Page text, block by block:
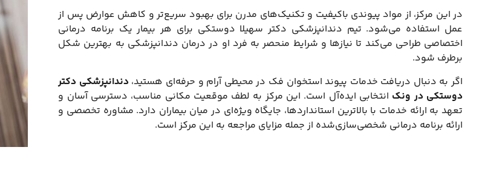
در این مرکز، از مواد پیوندی باکیفیت و تکنیک‌های مدرن برای بهبود سریع‌تر و کاهش عوارض پس از
عمل استفاده می‌شود. تیم دندانپزشکی دکتر سهیلا دوستکی برای هر بیمار یک برنامه درمانی
اختصاصی طراحی می‌کند تا نیازها و شرایط منحصر به فرد او در درمان دندانپزشکی به بهترین شکل
برطرف شود.
اگر به دنبال دریافت خدمات پیوند استخوان فک در محیطی آرام و حرفه‌ای هستید،دندانپزشکی دکتر
دوستکی در ونک انتخابی ایده‌آل است. این مرکز به لطف موقعیت مکانی مناسب، دسترسی آسان و
تعهد به ارائه خدمات با بالاترین استانداردها، جایگاه ویژه‌ای در میان بیماران دارد. مشاوره تخصصی و
ارائه برنامه درمانی شخصی‌سازی‌شده از جمله مزایای مراجعه به این مرکز است.